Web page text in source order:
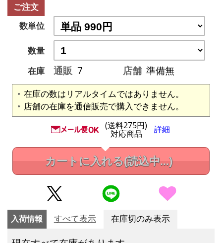
ご注文
数単位
数量
在庫
通販 7 店舗 準備無
在庫の数はリアルタイムではありません。
店舗の在庫を通信販売で購入できません。
(送料275円)
対応商品 詳細
カートに入れる(読込中...)
入荷情報 すべて表示 在庫切のみ表示